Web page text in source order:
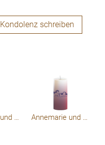
Kondolenz schreiben
Annemarie und Richard Riesenhuber Annemarie und Richard Riesenhuber